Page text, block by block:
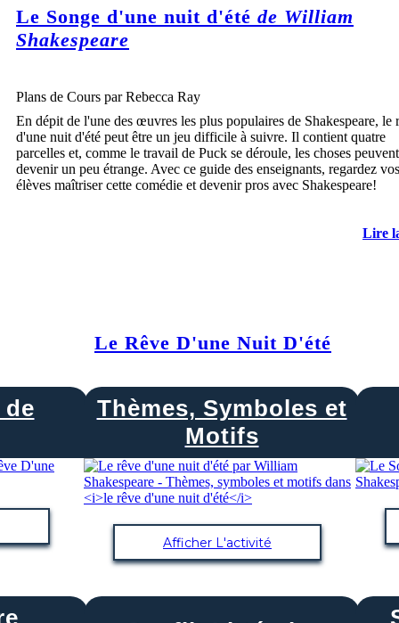
Le Songe d'une nuit d'été de William
Shakespeare
Plans de Cours par Rebecca Ray
En dépit de l'une des œuvres les plus populaires de Shakespeare, le
d'une nuit d'été peut être un jeu difficile à suivre. Il contient quatre
parcelles et, comme le travail de Puck se déroule, les choses peuvent
devenir un peu étrange. Avec ce guide des enseignants, regardez vos
élèves maîtriser cette comédie et devenir pros avec Shakespeare!
Lire
Le Rêve D'une Nuit D'été
de
Thèmes, Symboles et
Motifs
Afficher L'activité